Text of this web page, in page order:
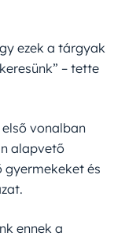
ezek a tárgyak
– tette
vonalban
alapvető
gyermekeket és
ennek a